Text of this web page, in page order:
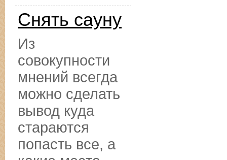
Снять сауну
Из
совокупности
мнений всегда
можно сделать
вывод куда
стараются
попасть все, а